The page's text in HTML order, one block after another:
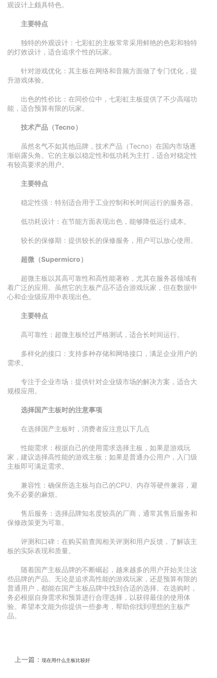
观设计上颇具特色。
主要特点
独特的外观设计：七彩虹的主板常常采用鲜艳的色彩和独特
的灯效设计，适合追求个性的玩家。
针对游戏优化：其主板在网络和音频方面做了专门优化，提
升游戏体验。
出色的性价比：在同价位中，七彩虹主板提供了不少高端功
能，适合预算有限的玩家。
技术产品（Tecno）
虽然名气不如其他品牌，技术产品（Tecno）在国内市场逐
渐崭露头角。它的主板以稳定性和低功耗为主打，适合对稳定性
有较高要求的用户。
主要特点
稳定性强：特别适合用于工业控制和长时间运行的服务器。
低功耗设计：在节能方面表现出色，能够降低运行成本。
较长的保修期：提供较长的保修服务，用户可以放心使用。
超微（Supermicro）
超微主板以其高可靠性和高性能著称，尤其在服务器领域有
着广泛的应用。虽然它的主板产品不适合游戏玩家，但在数据中
心和企业级应用中表现出色。
主要特点
高可靠性：超微主板经过严格测试，适合长时间运行。
多样化的接口：支持多种存储和网络接口，满足企业用户的
需求。
专注于企业市场：提供针对企业级市场的解决方案，适合大
规模应用。
选择国产主板时的注意事项
在选择国产主板时，消费者应注意以下几点
性能需求：根据自己的使用需求选择主板，如果是游戏玩
家，建议选择高性能的游戏主板；如果是普通办公用户，入门级
主板即可满足需求。
兼容性：确保所选主板与自己的CPU、内存等硬件兼容，避
免不必要的麻烦。
售后服务：选择品牌知名度较高的厂商，通常其售后服务和
保修政策更为可靠。
评测和口碑：在购买前查阅相关评测和用户反馈，了解该主
板的实际表现和质量。
随着国产主板品牌的不断崛起，越来越多的用户开始关注这
些品牌的产品。无论是追求高性能的游戏玩家，还是预算有限的
普通用户，都能在国产主板品牌中找到合适的选择。在选购时，
务必根据自身需求和预算进行合理选择，以获得最佳的使用体
验。希望本文能为你提供一些参考，帮助你找到理想的主板产
品。
上一篇： 现在用什么主板比较好